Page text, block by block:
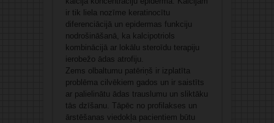
ir tik liela nozīme keratinocītu
diferenciācijā un epidermas funkciju
nodrošināšanā, ka kalcipotriols
kombinācijā ar lokālu steroīdu terapiju
ierobežo ādas atrofiju.
Zems olbaltumu patēriņš ir izplatīta
problēma cilvēkiem gados un ir saistīts
ar palielinātu ādas trauslumu un sliktāku
tās dzīšanu. Tāpēc no profilakses un
ārstēšanas viedokļa pacientiem būtu